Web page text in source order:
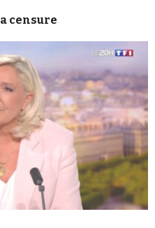
censure